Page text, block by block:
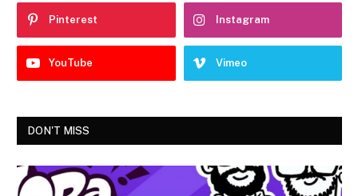
Pinterest Instagram
YouTube Vimeo
DON'T MISS